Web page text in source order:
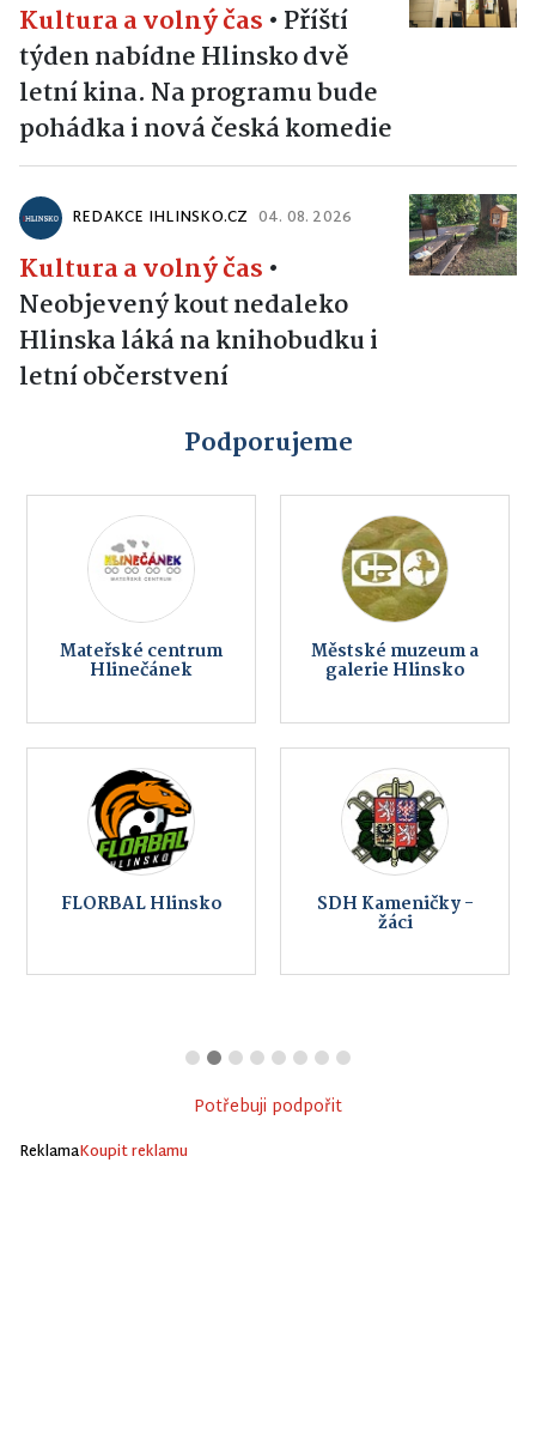
Kultura a volný čas • Příští
týden nabídne Hlinsko dvě
letní kina. Na programu bude
pohádka i nová česká komedie
REDAKCE IHLINSKO.CZ 04. 08. 2026
Kultura a volný čas •
Neobjevený kout nedaleko
Hlinska láká na knihobudku i
letní občerstvení
Podporujeme
Mateřské centrum
Hlinečánek
Městské muzeum a
galerie Hlinsko
FLORBAL Hlinsko SDH Kameničky -
žáci
Potřebuji podpořit
ReklamaKoupit reklamu